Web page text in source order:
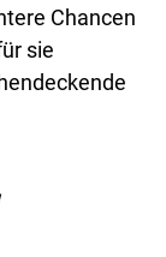
Chancen
sie